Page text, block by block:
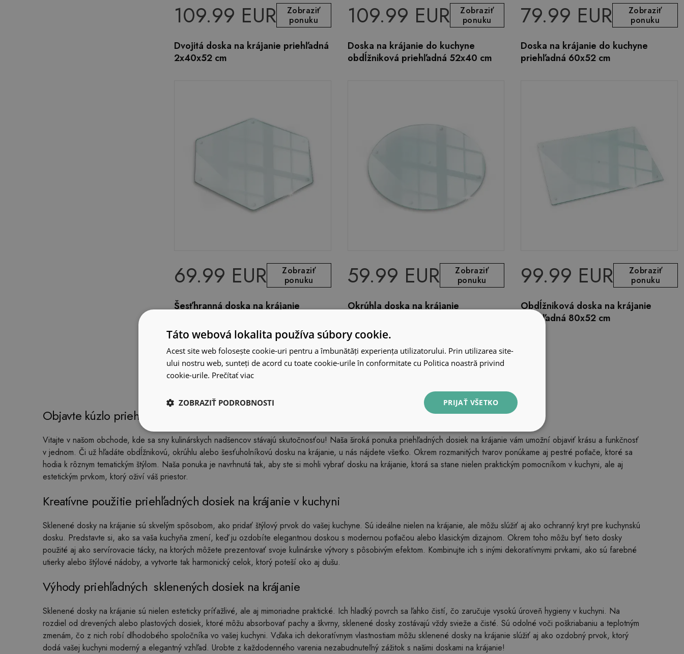
109.99 EUR
Zobraziť
ponuku
Dvojitá doska na krájanie priehľadná
2x40x52 cm
109.99 EUR
Zobraziť
ponuku
Doska na krájanie do kuchyne
obdĺžniková priehľadná 52x40 cm
79.99 EUR
Zobraziť
ponuku
Doska na krájanie do kuchyne
priehľadná 60x52 cm
69.99 EUR
Zobraziť
ponuku
Šesťhranná doska na krájanie
59.99 EUR
Zobraziť
ponuku
Okrúhla doska na krájanie
99.99 EUR
Zobraziť
ponuku
Obdĺžniková doska na krájanie
priehľadná 80x52 cm
Objavte kúzlo priehľadných dosiek na krájanie
Vitajte v našom obchode, kde sa sny kulinárskych nadšencov stávajú skutočnosťou! Naša široká ponuka priehľadných dosiek na krájanie vám umožní objaviť krásu a funkčnosť
v jednom. Či už hľadáte obdĺžnikovú, okrúhlu alebo šesťuholníkovú dosku na krájanie, u nás nájdete všetko. Okrem rozmanitých tvarov ponúkame aj pestré potlače, ktoré sa
hodia k rôznym tematickým štýlom. Naša ponuka je navrhnutá tak, aby ste si mohli vybrať dosku na krájanie, ktorá sa stane nielen praktickým pomocníkom v kuchyni, ale aj
estetickým prvkom, ktorý oživí váš priestor.
Kreatívne použitie priehľadných dosiek na krájanie v kuchyni
Sklenené dosky na krájanie sú skvelým spôsobom, ako pridať štýlový prvok do vašej kuchyne. Sú ideálne nielen na krájanie, ale môžu slúžiť aj ako ochranný kryt pre kuchynskú
dosku. Predstavte si, ako sa vaša kuchyňa zmení, keď ju ozdobíte elegantnou doskou s modernou potlačou alebo klasickým dizajnom. Okrem toho môžu byť tieto dosky
použité aj ako servírovacie tácky, na ktorých môžete prezentovať svoje kulinárske výtvory s pôsobivým efektom. Kombinujte ich s inými dekoratívnymi prvkami, ako sú farebné
utierky alebo štýlové nádoby, a vytvorte tak harmonický celok, ktorý poteší oko aj dušu.
Výhody priehľadných sklenených dosiek na krájanie
Sklenené dosky na krájanie sú nielen esteticky príťažlivé, ale aj mimoriadne praktické. Ich hladký povrch sa ľahko čistí, čo zaručuje vysokú úroveň hygieny v kuchyni. Na
rozdiel od drevených alebo plastových dosiek, ktoré môžu absorbovať pachy a škvrny, sklenené dosky zostávajú vždy svieže a čisté. Sú odolné voči poškriabaniu a teplotným
zmenám, čo z nich robí dlhodobého spoločníka vo vašej kuchyni. Vďaka ich dekoratívnym vlastnostiam môžu sklenené dosky na krájanie slúžiť aj ako ozdobný prvok, ktorý
dodá vašej kuchyni moderný a elegantný vzhľad. Urobte z každodenného varenia nezabudnuteľný zážitok s našimi doskami na krájanie!
Táto webová lokalita používa súbory cookie.
Acest site web folosește cookie-uri pentru a îmbunătăți experiența utilizatorului. Prin utilizarea site-
ului nostru web, sunteți de acord cu toate cookie-urile în conformitate cu Politica noastră privind
cookie-urile. Prečítať viac
PRIJAŤ VŠETKO
ZOBRAZIŤ PODROBNOSTI